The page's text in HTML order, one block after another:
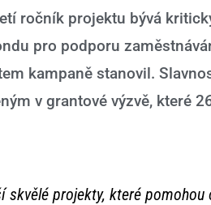
ročník projektu bývá
pro podporu
kampaně stanovil.
v grantové výzvě, které
skvělé projekty, které